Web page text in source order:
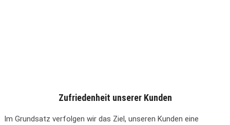
Zufriedenheit unserer Kunden
Im Grundsatz verfolgen wir das Ziel, unseren Kunden eine